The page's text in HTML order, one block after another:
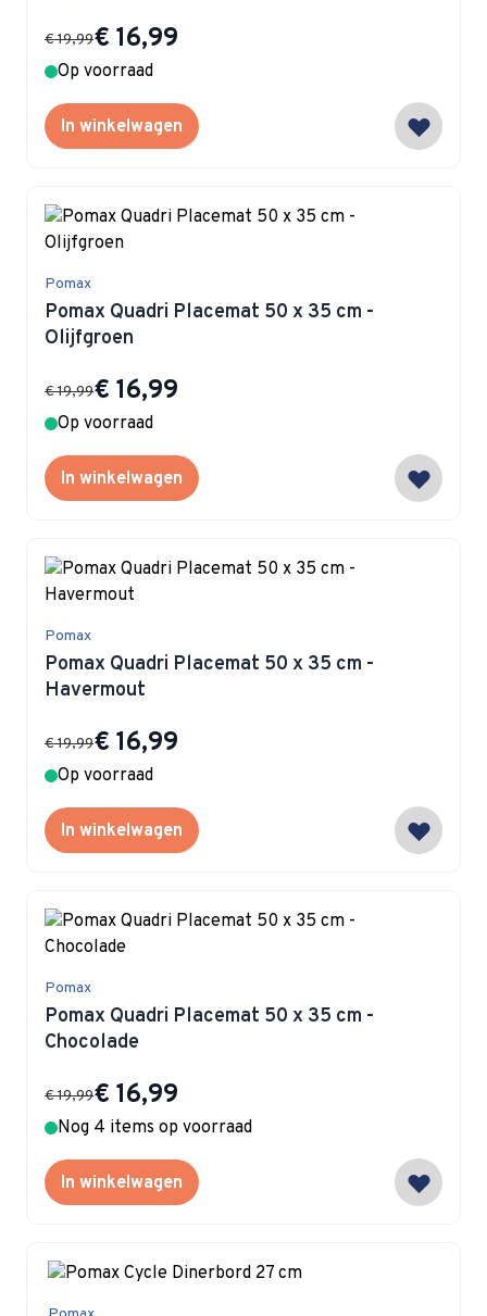
Special Price
€ 16,99
€ 19,99
Op voorraad
In winkelwagen
Pomax
Pomax Quadri Placemat 50 x 35 cm -
Olijfgroen
Special Price
€ 16,99
€ 19,99
Op voorraad
In winkelwagen
Pomax
Pomax Quadri Placemat 50 x 35 cm -
Havermout
Special Price
€ 16,99
€ 19,99
Op voorraad
In winkelwagen
Pomax
Pomax Quadri Placemat 50 x 35 cm -
Chocolade
Special Price
€ 16,99
€ 19,99
Nog 4 items op voorraad
In winkelwagen